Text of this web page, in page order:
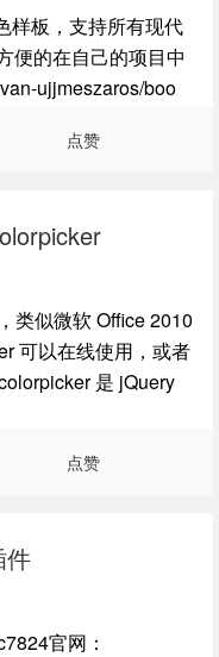
样板，支持所有现代
便的在自己的项目中
ujjmeszaros/boo
点赞
类似微软 Office 2010
可以在线使用，或者
是 jQuery
点赞
件
官网：